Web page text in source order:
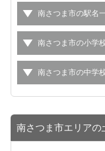
南さつま市の駅名
南さつま市の小学
南さつま市の中学
南さつま市エリアの